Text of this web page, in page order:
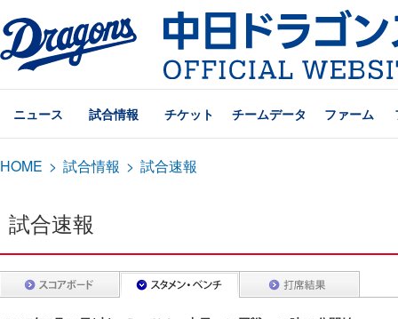
ニュース 試合情報 チケット チームデータ ファーム
HOME > 試合情報 > 試合速報
試合速報